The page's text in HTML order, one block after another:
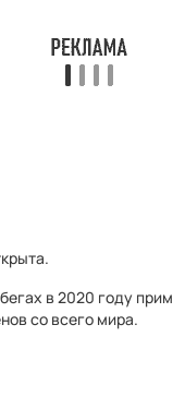
в 2020 году
со всего мира.